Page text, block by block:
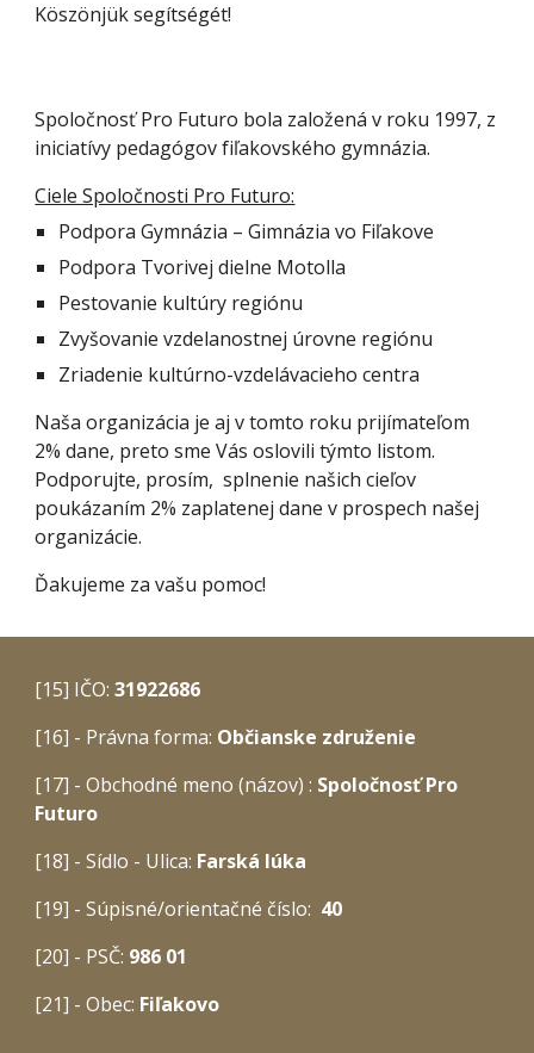
Köszönjük segítségét!
Spoločnosť Pro Futuro bola založená v roku 1997, z
iniciatívy pedagógov fiľakovského gymnázia.
Ciele Spoločnosti Pro Futuro:
Podpora Gymnázia – Gimnázia vo Fiľakove
Podpora Tvorivej dielne Motolla
Pestovanie kultúry regiónu
Zvyšovanie vzdelanostnej úrovne regiónu
Zriadenie kultúrno-vzdelávacieho centra
Naša organizácia je aj v tomto roku prijímateľom
2% dane, preto sme Vás oslovili týmto listom.
Podporujte, prosím, splnenie našich cieľov
poukázaním 2% zaplatenej dane v prospech našej
organizácie.
Ďakujeme za vašu pomoc!
[15] IČO:31922686
[16] - Právna forma: Občianske združenie
[17] - Obchodné meno (názov) : Spoločnosť Pro
Futuro
[18] - Sídlo - Ulica: Farská lúka
[19] - Súpisné/orientačné číslo: 40
[20] - PSČ: 986 01
[21] - Obec: Fiľakovo